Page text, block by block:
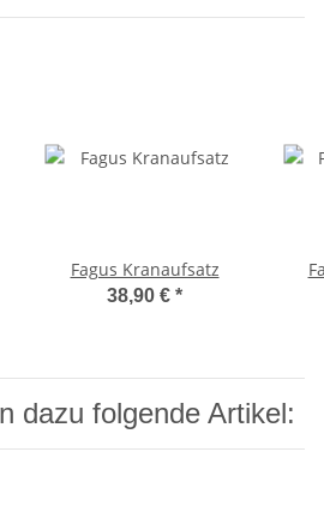
Fagus Kranaufsatz
38,90 € *
dazu folgende Artikel: